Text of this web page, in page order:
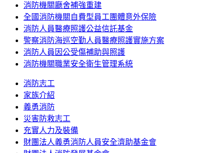
消防機關廳舍補強重建
全國消防機關自費型員工團體意外保險
消防人員醫療照護公益信託基金
警察消防海巡空勤人員醫療照護實施方案
消防人員因公受傷補助與照護
消防機關職業安全衛生管理系統
消防志工
家族介紹
義勇消防
災害防救志工
充實人力及裝備
財團法人義勇消防人員安全濟助基金會